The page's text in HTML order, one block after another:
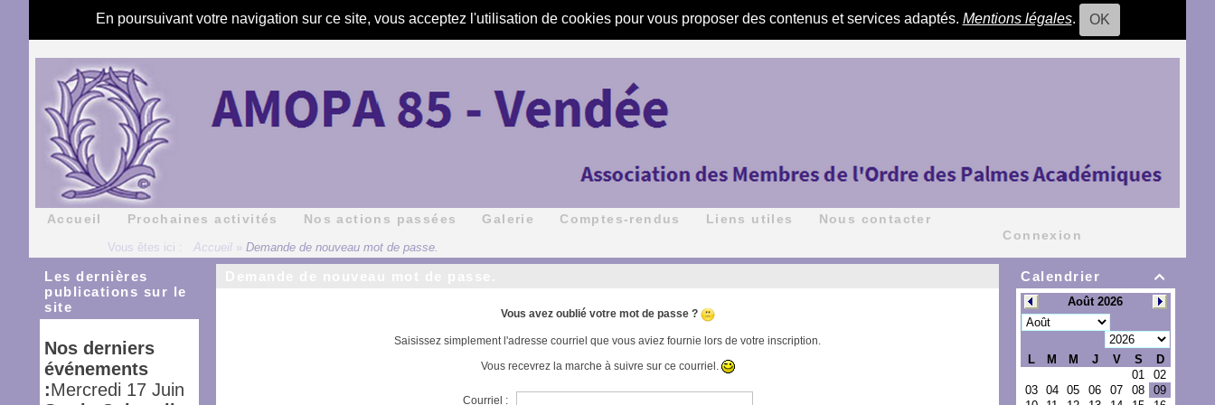
En poursuivant votre navigation sur ce site, vous acceptez l'utilisation de cookies pour vous proposer des contenus et services adaptés. Mentions légales. OK
Accueil
Connexion
Prochaines activités Nos actions passées Galerie Comptes-rendus Liens utiles Nous contacter
Vous êtes ici : Accueil »Demande de nouveau mot de passe.
Les dernières
publications sur le
site
Nos derniers
événements
:Mercredi 17 Juin
Vous avez oublié votre mot de passe ?
Saisissez simplement l'adresse courriel que vous aviez fournie lors de votre inscription.
Vous recevrez la marche à suivre sur ce courriel.
Courriel :

Calendrier